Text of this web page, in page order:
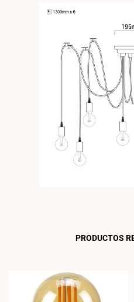
PRODUCTOS